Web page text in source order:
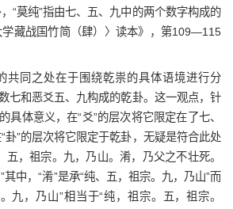
“莫纯”指由七、五、九中的两个数字构成的
藏战国竹简（肆）〉读本》，第109—115
共同之处在于围绕乾祟的具体语境进行分
七和恶爻五、九构成的乾卦。这一观点，针
具体意义，在“爻”的层次将它限定在了七、
卦”的层次将它限定于乾卦，无疑是符合此处
五，祖宗。九，乃山。淆，乃父之不壮死。
中，“淆”是承“纯、五，祖宗。九，乃山”而
九，乃山”相当于“纯，祖宗。五，祖宗。